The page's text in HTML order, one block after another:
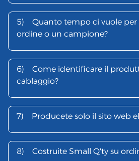
5)
Quanto tempo ci vuole
ordine o un campione?
6)
Come identificare il
cablaggio?
7) Producete solo il sito web
8) Costruite Small Q'ty su